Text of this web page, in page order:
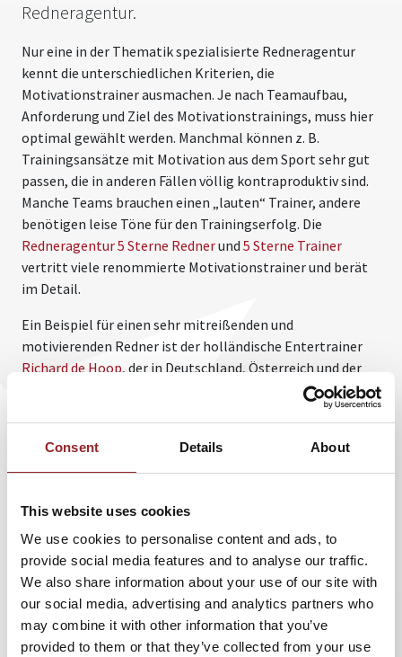
Consent Details About
This website uses cookies
We use cookies to personalise content and ads, to
provide social media features and to analyse our traffic.
We also share information about your use of our site with
our social media, advertising and analytics partners who
may combine it with other information that you’ve
provided to them or that they’ve collected from your use
Redneragentur.
Nur eine in der Thematik spezialisierte Redneragentur
kennt die unterschiedlichen Kriterien, die
Motivationstrainer ausmachen. Je nach Teamaufbau,
Anforderung und Ziel des Motivationstrainings, muss hier
optimal gewählt werden. Manchmal können z. B.
Trainingsansätze mit Motivation aus dem Sport sehr gut
passen, die in anderen Fällen völlig kontraproduktiv sind.
Manche Teams brauchen einen „lauten“ Trainer, andere
benötigen leise Töne für den Trainingserfolg. Die
Redneragentur 5 Sterne Rednerund 5 Sterne Trainer
vertritt viele renommierte Motivationstrainer und berät
im Detail.
Ein Beispiel für einen sehr mitreißenden und
motivierenden Redner ist der holländische Entertrainer
Richard de Hoop, der in Deutschland, Österreich und der
Redneragentur 5 Sterne Rednervertreten
wird. Er nutzt die Metapher Musik als Motivationsfaktor
verschiedene Instrumente ein. Nur wenn alle Instrumente
ausgeglichen vertreten sind, kommt es zu harmonischer
Führungskräften klar, wie bedeutsam zuhören und sich
abstimmen, für eine erfolgreiche Zusammenarbeit, ist.
Bei ihm geht es um sehr unterhaltsames motivieren, das
gleichzeitig auch einen sehr hohen Nutzenfaktor bietet.
Einen andern aber auch sehr motivierenden Stil
hatAntony Fedrigotti, der Erfolgsstratege. Er trainiert,